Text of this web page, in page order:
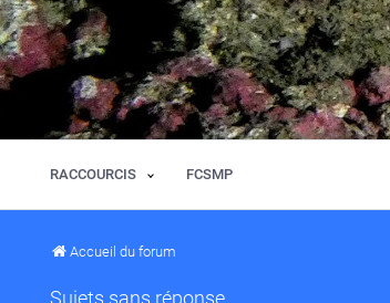
RACCOURCIS FCSMP
Accueil du forum
Sujets sans réponse